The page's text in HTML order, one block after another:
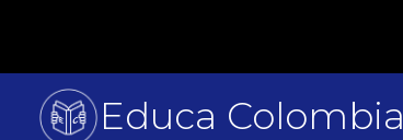
Educa Colombia